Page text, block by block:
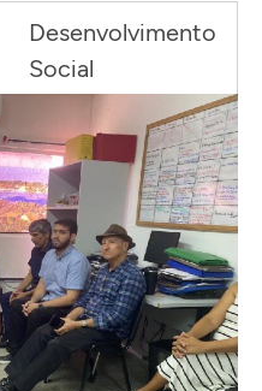
Desenvolvimento
Social